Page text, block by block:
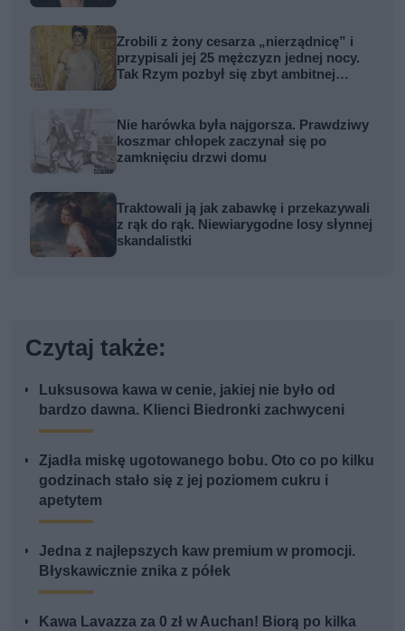
Zrobili z żony cesarza „nierządnicę” i
przypisali jej 25 mężczyzn jednej nocy.
Tak Rzym pozbył się zbyt ambitnej
Nie harówka była najgorsza. Prawdziwy
koszmar chłopek zaczynał się po
zamknięciu drzwi domu
Traktowali ją jak zabawkę i przekazywali
z rąk do rąk. Niewiarygodne losy słynnej
skandalistki
Czytaj także:
Luksusowa kawa w cenie, jakiej nie było od
bardzo dawna. Klienci Biedronki zachwyceni
Zjadła miskę ugotowanego bobu. Oto co po kilku
godzinach stało się z jej poziomem cukru i
apetytem
Jedna z najlepszych kaw premium w promocji.
Błyskawicznie znika z półek
Kawa Lavazza za 0 zł w Auchan! Biorą po kilka